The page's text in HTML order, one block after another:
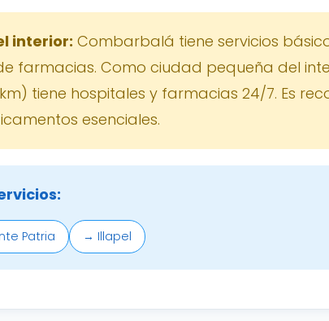
interior: Combarbalá tiene servicios
farmacias. Como ciudad pequeña del
tiene hospitales y farmacias 24/7. Es
esenciales.
Patria → Illapel